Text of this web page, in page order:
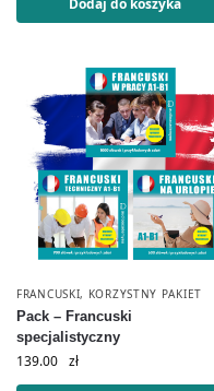
FRANCUSKI, KORZYSTNY PAKIET
Pack – Francuski
specjalistyczny
139.00 zł